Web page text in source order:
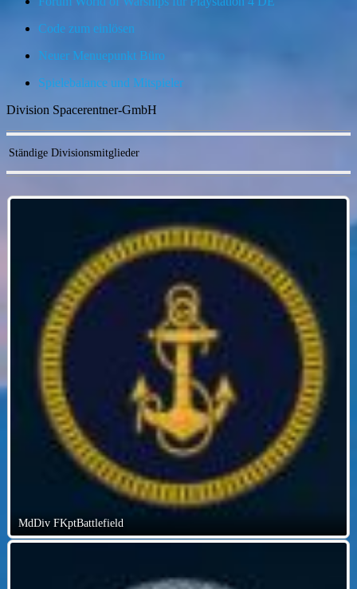
Code zum einlösen
Neuer Menuepunkt Büro
Spielebalance und Mitspieler
Division Spacerentner-GmbH
Ständige Divisionsmitglieder
MdDiv FKptBattlefield